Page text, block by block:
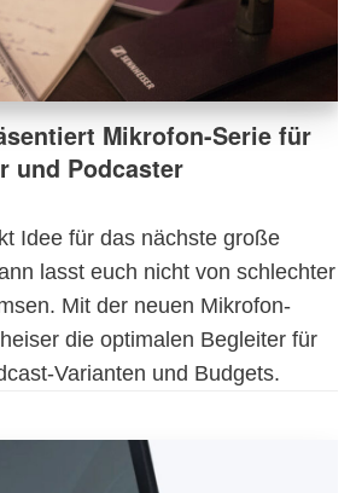
Mikrofon-Serie für
und Podcaster
Idee für das nächste große
lasst euch nicht von schlechter
Mit der neuen Mikrofon-
die optimalen Begleiter für
Varianten und Budgets.